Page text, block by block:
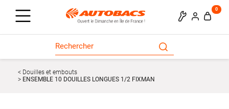
0
Douilles et embouts
ENSEMBLE 10 DOUILLES LONGUES 1/2 FIXMAN